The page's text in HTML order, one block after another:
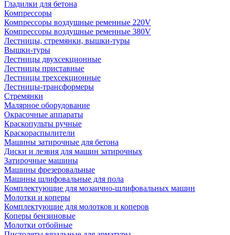
Гладилки для бетона
Компрессоры
Компрессоры воздушные ременные 220V
Компрессоры воздушные ременные 380V
Лестницы, стремянки, вышки-туры
Вышки-туры
Лестницы двухсекционные
Лестницы приставные
Лестницы трехсекционные
Лестницы-трансформеры
Стремянки
Малярное оборудование
Окрасочные аппараты
Краскопульты ручные
Краскораспылители
Машины затирочные для бетона
Диски и лезвия для машин затирочных
Затирочные машины
Машины фрезеровальные
Машины шлифовальные для пола
Комплектующие для мозаично-шлифовальных машин
Молотки и коперы
Комплектующие для молотков и коперов
Коперы бензиновые
Молотки отбойные